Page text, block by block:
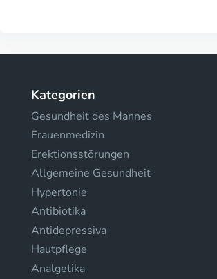
Kategorien
Gesundheit des Mannes
Frauenmedizin
Erektionsstörungen
Allgemeine Gesundheit
Hypertonie
Antibiotika
Antidepressiva
Hautpflege
Analgetika